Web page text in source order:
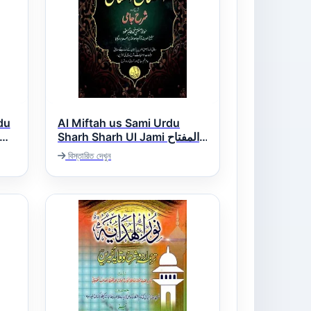
Al Miftah us Sami Urdu
Sharh Sharh Ul Jami المفتاح
السامی اردو شرح شرح جامی
বিস্তারিত দেখুন